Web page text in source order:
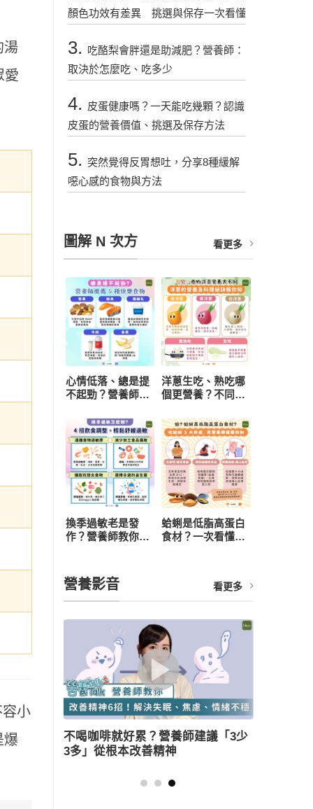
湯
愛
小
爆
顏色功效有差異 挑選與保存一次看懂
3. 吃酪梨會胖還是助減肥？營養師：
取決於怎麼吃、吃多少
4. 皮蛋健康嗎？一天能吃幾顆？認識
皮蛋的營養價值、挑選及保存方法
5. 突然覺得反胃想吐，分享8種緩解
噁心感的食物與方法
圖解 N 次方 看更多
心情低落、總是提
不起勁？營養師推
研究：每天一把堅
果有助降低憂鬱風
險
洋蔥生吃、熟吃哪
個更營養？不同顏
選與保存一次看懂
換季過敏老是發
作？營養師教你從
蛤蜊是低脂高蛋白
食材？一次看懂營
營養影音 看更多
薑母鴨怎麼吃健康無負擔？營養師教
三大美味訣竅
「3少